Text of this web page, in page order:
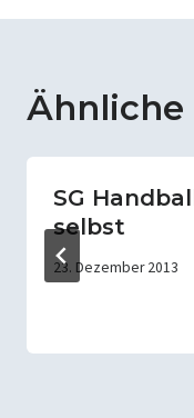
Ähnliche
SG
selbst
23. Dezember 2013